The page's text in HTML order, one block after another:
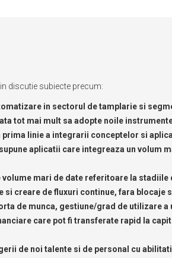
discutie subiecte precum:
in sectorul de tamplarie si
tot mai mult sa adopte noile
prima linie a integrarii conceptelor si
aplicatii care integreaza un volum
mari de date referitoare la stadiile
si creare de fluxuri continue, fara blocaje
de munca, gestiune/grad de utilizare
care pot fi transferate rapid la
de noi talente si de personal cu